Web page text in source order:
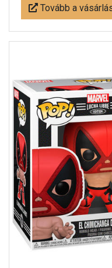
Tovább a